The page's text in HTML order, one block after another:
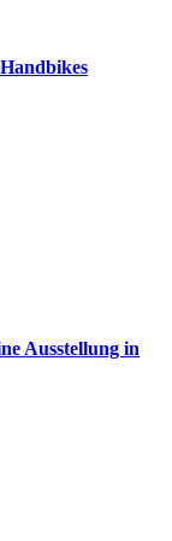
Ausstellung in